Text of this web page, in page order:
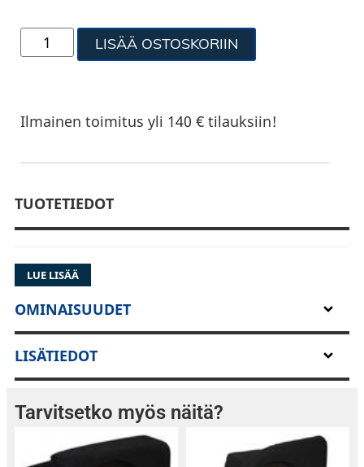
LISÄÄ OSTOSKORIIN
Ilmainen toimitus yli 140 € tilauksiin!
TUOTETIEDOT
LUE LISÄÄ
OMINAISUUDET
LISÄTIEDOT
Tarvitsetko myös näitä?